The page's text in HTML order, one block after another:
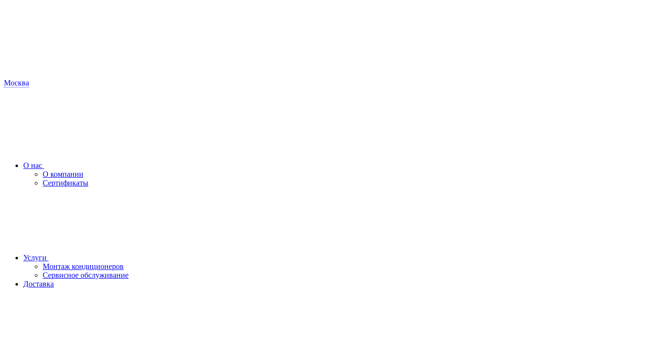
Москва
О нас
О компании
Сертификаты
Услуги
Монтаж кондиционеров
Сервисное обслуживание
Доставка